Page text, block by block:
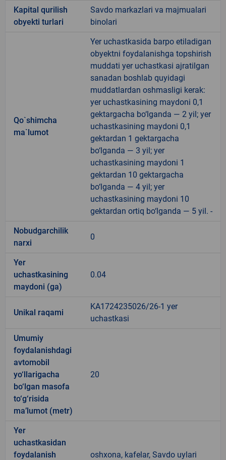
Kapital qurilish
obyekti turlari
Savdo markazlari va majmualari
binolari
Qo`shimcha
ma`lumot
Yer uchastkasida barpo etiladigan
obyektni foydalanishga topshirish
muddati yer uchastkasi ajratilgan
sanadan boshlab quyidagi
muddatlardan oshmasligi kerak:
yer uchastkasining maydoni 0,1
gektargacha bo‘lganda — 2 yil; yer
uchastkasining maydoni 0,1
gektardan 1 gektargacha
bo‘lganda — 3 yil; yer
uchastkasining maydoni 1
gektardan 10 gektargacha
bo‘lganda — 4 yil; yer
uchastkasining maydoni 10
gektardan ortiq bo‘lganda — 5 yil. -
Nobudgarchilik
narxi
0
Yer
uchastkasining
maydoni (ga)
0.04
Unikal raqami
KA1724235026/26-1 yer
uchastkasi
Umumiy
foydalanishdagi
avtomobil
yo‘llarigacha
bo‘lgan masofa
to‘g‘risida
ma’lumot (metr)
20
Yer
uchastkasidan
foydalanish
oshxona, kafelar, Savdo uylari